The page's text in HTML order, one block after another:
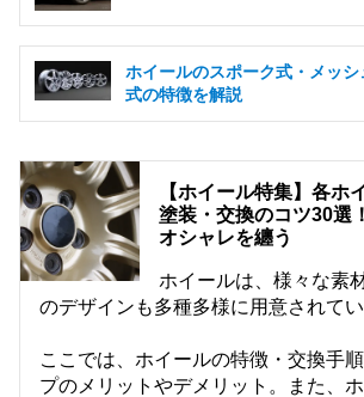
ホイールのスポーク式・メッ
式の特徴を解説
【ホイール特集】各ホ
塗装・交換のコツ30選
オシャレを纏う
ホイールは、様々な素
のデザインも多種多様に用意されてい
ここでは、ホイールの特徴・交換手
プのメリットやデメリット。また、